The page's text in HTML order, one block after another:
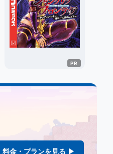
料金・プランを見る ▶